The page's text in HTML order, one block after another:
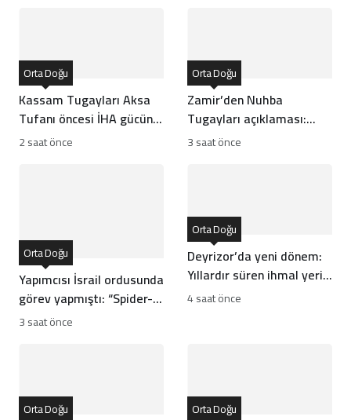
Kassam Tugayları Aksa
Tufanı öncesi İHA gücünü
nasıl geliştirdi?
Orta Doğu
2 saat önce
Zamir’den Nuhba
Tugayları açıklaması:
Barış Kurulu haritası ne
Orta Doğu
3 saat önce
Yapımcısı İsrail ordusunda
görev yapmıştı: “Spider-
Man” filmine boykot
Orta Doğu
3 saat önce
Deyrizor’da yeni dönem:
Yıllardır süren ihmal yerini
kalkınmaya bırakıyor!
Orta Doğu
4 saat önce
Orta Doğu Orta Doğu